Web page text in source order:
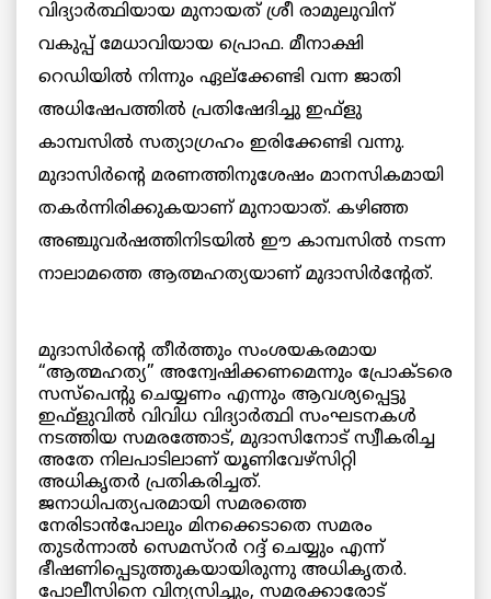
വിദ്യാര്‍ത്ഥിയായ മുനായത് ശ്രീ രാമുലുവിന്
വകുപ്പ് മേധാവിയായ പ്രൊഫ. മീനാക്ഷി
റെഡിയില്‍ നിന്നും ഏല്ക്കേണ്ടി വന്ന ജാതി
അധിഷേപത്തില്‍ പ്രതിഷേദിച്ചു ഇഫ്ളു
കാമ്പസില്‍ സത്യാഗ്രഹം ഇരിക്കേണ്ടി വന്നു.
മുദാസിര്‍ന്റെ മരണത്തിനുശേഷം മാനസികമായി
തകര്‍ന്നിരിക്കുകയാണ് മുനായാത്. കഴിഞ്ഞ
അഞ്ചുവര്‍ഷത്തിനിടയില്‍ ഈ കാമ്പസില്‍ നടന്ന
നാലാമത്തെ ആത്മഹത്യയാണ് മുദാസിര്‍ന്റേത്.
മുദാസിര്‍ന്റെ തീര്‍ത്തും സംശയകരമായ
“ആത്മഹത്യ” അന്വേഷിക്കണമെന്നും പ്രോക്ടരെ
സസ്പെന്റു ചെയ്യണം എന്നും ആവശ്യപ്പെട്ടു
ഇഫ്ളുവില്‍ വിവിധ വിദ്യാര്‍ത്ഥി സംഘടനകള്‍
നടത്തിയ സമരത്തോട്, മുദാസിനോട് സ്വീകരിച്ച
അതേ നിലപാടിലാണ് യൂണിവേഴ്സിറ്റി
അധികൃതര്‍ പ്രതികരിച്ചത്.
ജനാധിപത്യപരമായി സമരത്തെ
നേരിടാന്‍പോലും മിനക്കെടാതെ സമരം
തുടര്‍ന്നാല്‍ സെമസ്റര്‍ റദ്ദ് ചെയ്യും എന്ന്
ഭീഷണിപ്പെടുത്തുകയായിരുന്നു അധികൃതര്‍.
പോലീസിനെ വിന്യസിച്ചും, സമരക്കാരോട്